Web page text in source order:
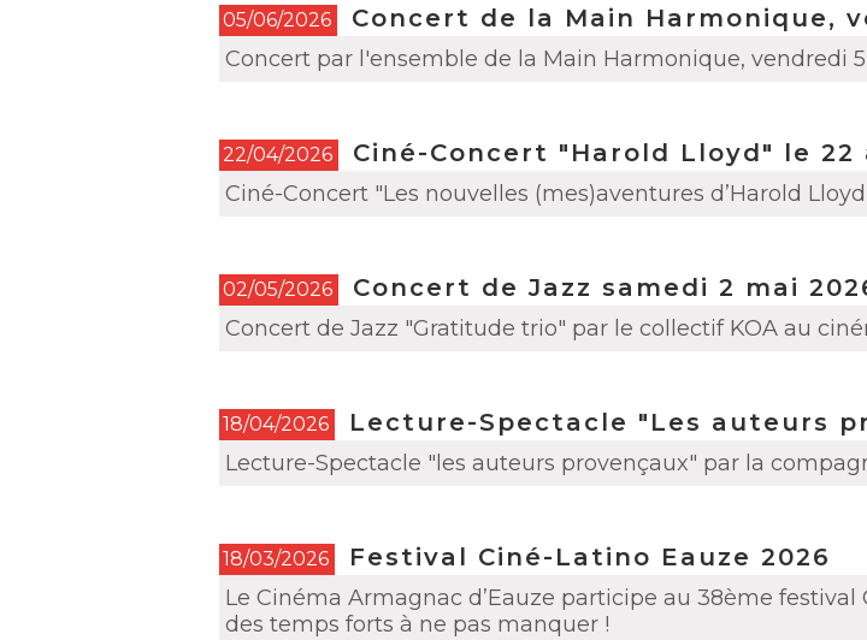
05/06/2026 Concert de la Main Harmonique,
Concert par l'ensemble de la Main Harmonique, vendredi
22/04/2026 Ciné-Concert "Harold Lloyd" le 22
Ciné-Concert "Les nouvelles (mes)aventures d’Harold
02/05/2026 Concert de Jazz samedi 2 mai
Concert de Jazz "Gratitude trio" par le collectif KOA au
18/04/2026 Lecture-Spectacle "Les auteurs
Lecture-Spectacle "les auteurs provençaux" par la
18/03/2026 Festival Ciné-Latino Eauze 2026
Le Cinéma Armagnac d’Eauze participe au 38ème
des temps forts à ne pas manquer !